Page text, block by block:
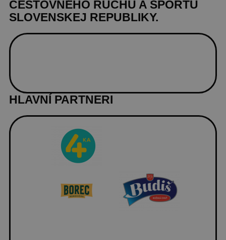
CESTOVNÉHO RUCHU A ŠPORTU
SLOVENSKEJ REPUBLIKY.
HLAVNÍ PARTNERI